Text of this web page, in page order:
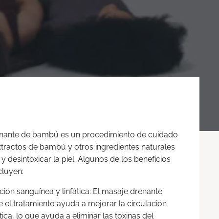
de bambú es un procedimiento de cuidado
de bambú y otros ingredientes naturales
desintoxicar la piel. Algunos de los beneficios
sanguínea y linfática: El masaje drenante
el tratamiento ayuda a mejorar la circulación
lo que ayuda a eliminar las toxinas del